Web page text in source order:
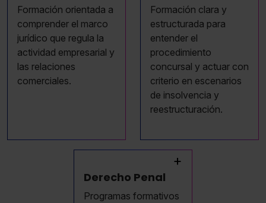
Formación orientada a
comprender el marco
jurídico que regula la
actividad empresarial y
las relaciones
comerciales.
Formación clara y
estructurada para
entender el
procedimiento
concursal y actuar con
criterio en escenarios
de insolvencia y
reestructuración.
+
Derecho Penal
Programas formativos